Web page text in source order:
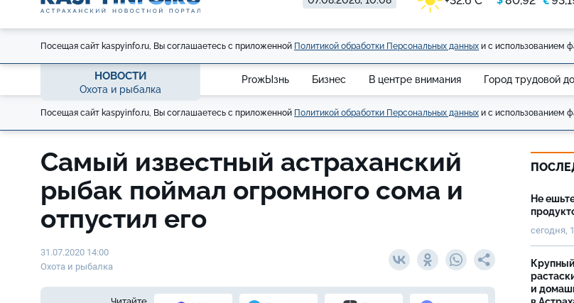
Посещая сайт kaspyinfo.ru, Вы соглашаетесь с приложенной Политикой обработки Персональных данных и с использованием
НОВОСТИ
Охота и рыбалка
ProжЫзнь Бизнес В центре внимания Город трудовой
Посещая сайт kaspyinfo.ru, Вы соглашаетесь с приложенной Политикой обработки Персональных данных и с использованием
Самый известный астраханский
рыбак поймал огромного сома и
отпустил его
31.07.2020 14:00
Охота и рыбалка
Не
сегодня,
и